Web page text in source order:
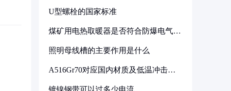
U型螺栓的国家标准
煤矿用电热取暖器是否符合防爆电气设
照明母线槽的主要作用是什么
A516Gr70对应国内材质及低温冲击要
镀镍钢带可以过多少电流